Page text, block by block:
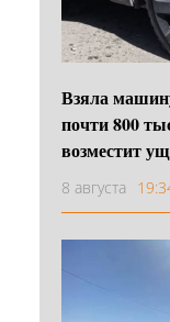
Взяла
почти 800
возместит
8 августа